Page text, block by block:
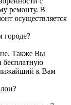
ремонту. В
осуществляется
городе?
Также Вы
бесплатную
к Вам